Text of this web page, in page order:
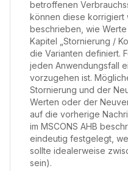
betroffenen
können diese korrigiert
beschrieben, wie
Kapitel „Stornierung /
die Varianten definiert.
jeden Anwendungsfall
vorzugehen ist.
Stornierung und der
Werten oder der
auf die vorherige
im MSCONS AHB
eindeutig festgelegt,
sollte idealerweise
sein).